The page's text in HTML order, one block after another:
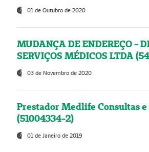
01 de Outubro de 2020
MUDANÇA DE ENDEREÇO -
SERVIÇOS MÉDICOS LTDA
03 de Novembro de 2020
Prestador Medlife Consultas
(51004334-2)
01 de Janeiro de 2019